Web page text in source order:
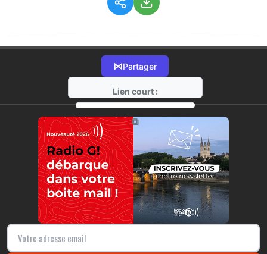
⋈Partager
Lien court :
https://radio-g.fr?22143
⧉